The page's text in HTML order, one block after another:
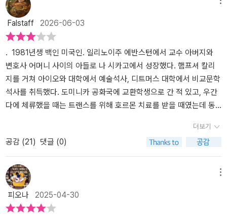
Falstaff 2026-06-03
. 1981년생 백인 미국인. 일리노이주 에반스턴에서 교수 아버지와
변호사 어머니 사이의 아들로 나 시카고에서 성장했다. 햄프셔 칼리
지를 거쳐 아이오와 대학에서 예술석사, 디트머스 대학에서 비교문학
석사를 취득했다. 도미니카 공화국에 교환학생으로 간 적 있고, 우간
다에 체류했을 때는 트랜스를 위해 호르몬 치료를 받을 때였는데 동
반동성연애법안이 제의하는 바람에 위협을 느껴(추정) 귀국한 것으
로 보인다. 트랜스 여성, 즉 MF 트랜스젠더로 살고 있다. 2021년에
결혼한 아내와 함께 뉴욕에서 살다가 지금은 콜럼비아 산타마르타에
서 터를 잡았단다. 나같은 이성애자는 모르겠지만, ‘결혼한 아내’라는
표현은, MF 트랜스젠더인 토리 피터스가 여성 또는 트랜스 여성과 동
성결혼을 했다는 의미다. 여성간 동성결혼의 경우 배우자는 서로를
아내라고 부른다. 즉 부부는 두 아내로 구성된다. 그렇게 알고 있다.
더보기
공감 (21) 댓글 (0)
피오나 2025-04-30